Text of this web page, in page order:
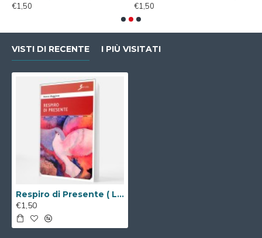
€1,50
€1,50
VISTI DI RECENTE I PIÙ VISITATI
Respiro di Presente ( Libro Digitale )
€1,50